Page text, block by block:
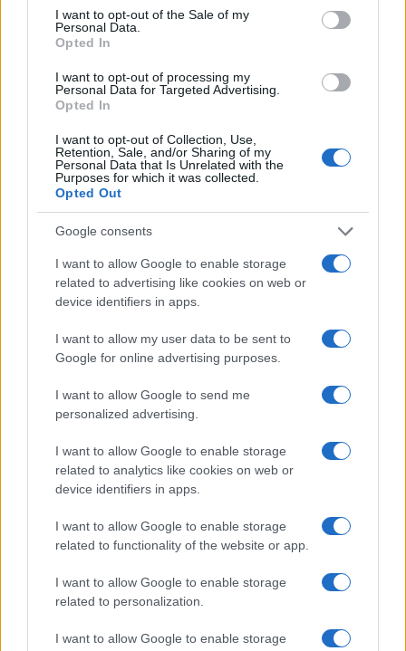
consent section.
I want to opt-out of the Sale of my
Personal Data.
Opted In
I want to opt-out of processing my
Personal Data for Targeted Advertising.
Opted In
I want to opt-out of Collection, Use,
Retention, Sale, and/or Sharing of my
Personal Data that Is Unrelated with the
Purposes for which it was collected.
Opted Out
Google consents
I want to allow Google to enable storage
related to advertising like cookies on web or
device identifiers in apps.
I want to allow my user data to be sent to
Google for online advertising purposes.
I want to allow Google to send me
personalized advertising.
I want to allow Google to enable storage
related to analytics like cookies on web or
device identifiers in apps.
I want to allow Google to enable storage
related to functionality of the website or app.
I want to allow Google to enable storage
related to personalization.
I want to allow Google to enable storage
Continua a leggere
NEWS
CSI Bergamo: Tra Corsi, Eventi e Protezione dei Dati
Personali
NEWS